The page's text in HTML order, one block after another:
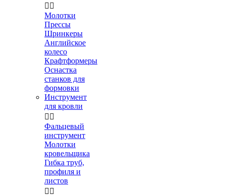
 
Молотки
Прессы
Шринкеры
Английское
колесо
Крафтформеры
Оснастка
станков для
формовки
Инструмент
для кровли
 
Фальцевый
инструмент
Молотки
кровельщика
Гибка труб,
профиля и
листов
 